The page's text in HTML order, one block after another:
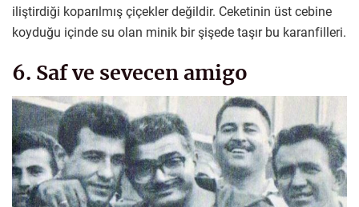
iliştirdiği koparılmış çiçekler değildir. Ceketinin üst cebine
koyduğu içinde su olan minik bir şişede taşır bu karanfilleri.
6. Saf ve sevecen amigo